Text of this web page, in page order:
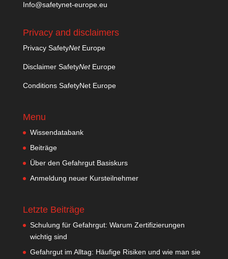
Info@safetynet-europe.eu
Privacy and disclaimers
Privacy SafetyNetEurope
Disclaimer SafetyNetEurope
Conditions SafetyNet Europe
Menu
Wissendatabank
Beiträge
Über den Gefahrgut Basiskurs
Anmeldung neuer Kursteilnehmer
Letzte Beiträge
Schulung für Gefahrgut: Warum Zertifizierungen
wichtig sind
Gefahrgut im Alltag: Häufige Risiken und wie man sie